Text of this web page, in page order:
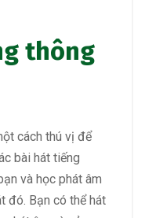
thông
cách thú vị để
bài hát tiếng
và học phát âm
đó. Bạn có thể hát